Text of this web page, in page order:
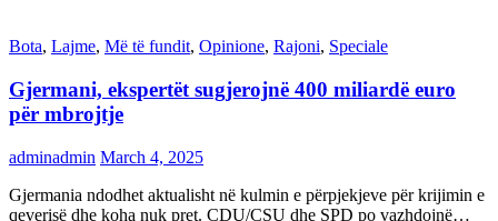
Bota, Lajme, Më të fundit, Opinione, Rajoni, Speciale
Gjermani, ekspertët sugjerojnë 400 miliardë euro
për mbrojtje
adminadmin March 4, 2025
Gjermania ndodhet aktualisht në kulmin e përpjekjeve për krijimin e
qeverisë dhe koha nuk pret. CDU/CSU dhe SPD po vazhdojnë…